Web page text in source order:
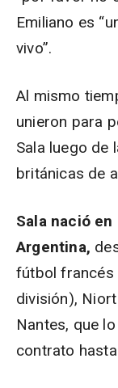
Emiliano es
vivo”.
Al mismo
unieron para
Sala luego de
británicas de
Sala nació
Argentina,
fútbol francés
división),
Nantes, que
contrato